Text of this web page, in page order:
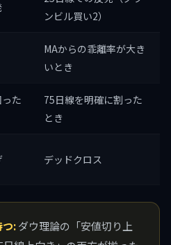
ンビル買い2）
MAからの乖離率が大き
いとき
た
75日線を明確に割った
とき
デッドクロス
つ:ダウ理論の「安値切り上